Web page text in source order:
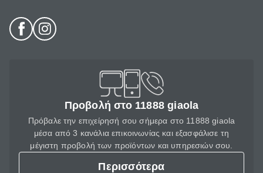
Προβολή στο 11888 giaola
Πρόβαλε την επιχείρησή σου σήμερα στο 11888 giaola
μέσα από 3 κανάλια επικοινωνίας και εξασφάλισε τη
μέγιστη προβολή των προϊόντων και υπηρεσιών σου.
Περισσότερα